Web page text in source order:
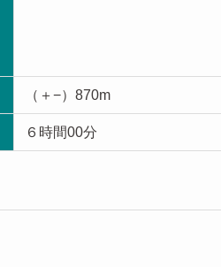
（＋−）870m
６時間00分